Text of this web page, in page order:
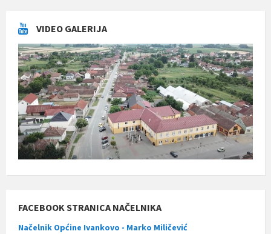
VIDEO GALERIJA
FACEBOOK STRANICA NAČELNIKA
Načelnik Općine Ivankovo - Marko Miličević